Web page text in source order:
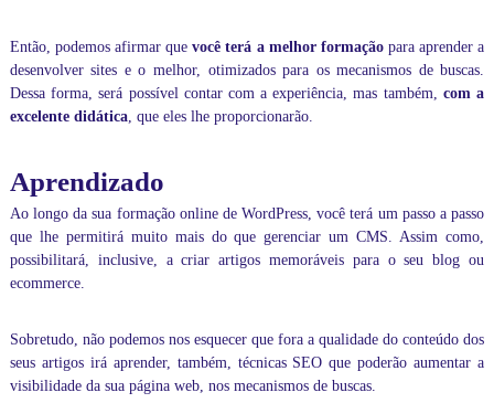
m
e
n
t
r
e
m
s
a
s
Então, podemos afirmar que você terá a melhor formaçãopara aprender a
desenvolver sites e o melhor, otimizados para os mecanismos de buscas.
Dessa forma, será possível contar com a experiência, mas também, com a
excelente didática, que eles lhe proporcionarão.
Aprendizado
Ao longo da sua formação online de WordPress, você terá um passo a passo
que lhe permitirá muito mais do que gerenciar um CMS. Assim como,
possibilitará, inclusive, acriar artigosmemoráveis para o seu blog ou
ecommerce.
Sobretudo, não podemos nos esquecer que fora a qualidade do conteúdo dos
seus artigos irá aprender, também, técnicas SEO que poderão aumentar a
visibilidade da sua página web, nos mecanismos de buscas.